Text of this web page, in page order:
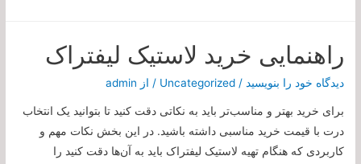
راهنمایی خرید لاستیک لیفتراک
دیدگاه‌ خود را بنویسید /
Uncategorized / از admin
برای خرید بهتر و مناسب‌تر باید به نکاتی دقت کنید تا بتوانید یک انتخاب
درت با قیمت خرید مناسبی داشته باشید. در این بخش نکات مهم و
کاربردی که هنگام تهیه لاستیک لیفتراک باید به آن‌ها دقت کنید را